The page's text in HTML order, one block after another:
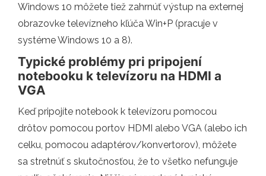
Windows 10 môžete tiež zahrnúť výstup na externej
obrazovke televízneho kľúča Win+P (pracuje v
systéme Windows 10 a 8).
Typické problémy pri pripojení
notebooku k televízoru na HDMI a
VGA
Keď pripojíte notebook k televízoru pomocou
drôtov pomocou portov HDMI alebo VGA (alebo ich
celku, pomocou adaptérov/konvertorov), môžete
sa stretnúť s skutočnosťou, že to všetko nefunguje